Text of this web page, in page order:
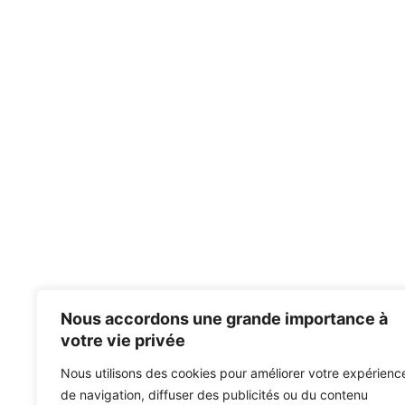
Nous accordons une grande importance à
votre vie privée
Nous utilisons des cookies pour améliorer votre
de navigation, diffuser des publicités ou du contenu